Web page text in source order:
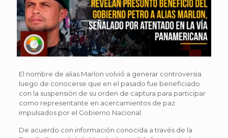
El nombre de alias Marlon volvió a generar controversia
luego de conocerse que en el pasado fue beneficiado
con la suspensión de su orden de captura para participar
como representante en acercamientos de paz
impulsados por el Gobierno Nacional.
De acuerdo con información conocida a través de la